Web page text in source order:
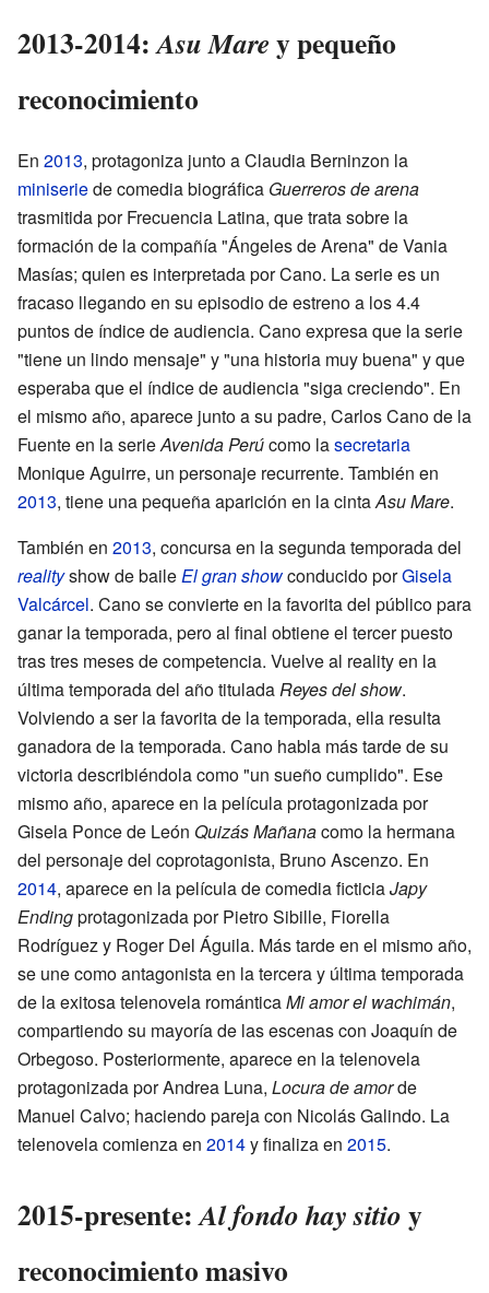
2013-2014:Asu Marey pequeño
reconocimiento
En 2013, protagoniza junto a Claudia Berninzon la
miniseriede comedia biográfica Guerreros de arena
trasmitida por Frecuencia Latina, que trata sobre la
formación de la compañía "Ángeles de Arena" de Vania
Masías; quien es interpretada por Cano. La serie es un
fracaso llegando en su episodio de estreno a los 4.4
puntos de índice de audiencia. Cano expresa que la serie
"tiene un lindo mensaje" y "una historia muy buena" y que
esperaba que el índice de audiencia "siga creciendo". En
el mismo año, aparece junto a su padre, Carlos Cano de la
Fuente en la serieAvenida Perúcomo lasecretaria
Monique Aguirre, un personaje recurrente. También en
2013, tiene una pequeña aparición en la cintaAsu Mare.
También en 2013, concursa en la segunda temporada del
realityshow de baileEl gran showconducido porGisela
Valcárcel. Cano se convierte en la favorita del público para
ganar la temporada, pero al final obtiene el tercer puesto
tras tres meses de competencia. Vuelve al reality en la
última temporada del año tituladaReyes del show.
Volviendo a ser la favorita de la temporada, ella resulta
ganadora de la temporada. Cano habla más tarde de su
victoria describiéndola como "un sueño cumplido". Ese
mismo año, aparece en la película protagonizada por
Gisela Ponce de León Quizás Mañanacomo la hermana
del personaje del coprotagonista, Bruno Ascenzo. En
2014, aparece en la película de comedia ficticiaJapy
Endingprotagonizada por Pietro Sibille, Fiorella
Rodríguez y Roger Del Águila. Más tarde en el mismo año,
se une como antagonista en la tercera y última temporada
de la exitosa telenovela románticaMi amor el wachimán,
compartiendo su mayoría de las escenas con Joaquín de
Orbegoso. Posteriormente, aparece en la telenovela
protagonizada por Andrea Luna, Locura de amorde
Manuel Calvo; haciendo pareja con Nicolás Galindo. La
telenovela comienza en 2014y finaliza en 2015.
2015-presente:Al fondo hay sitioy
reconocimiento masivo